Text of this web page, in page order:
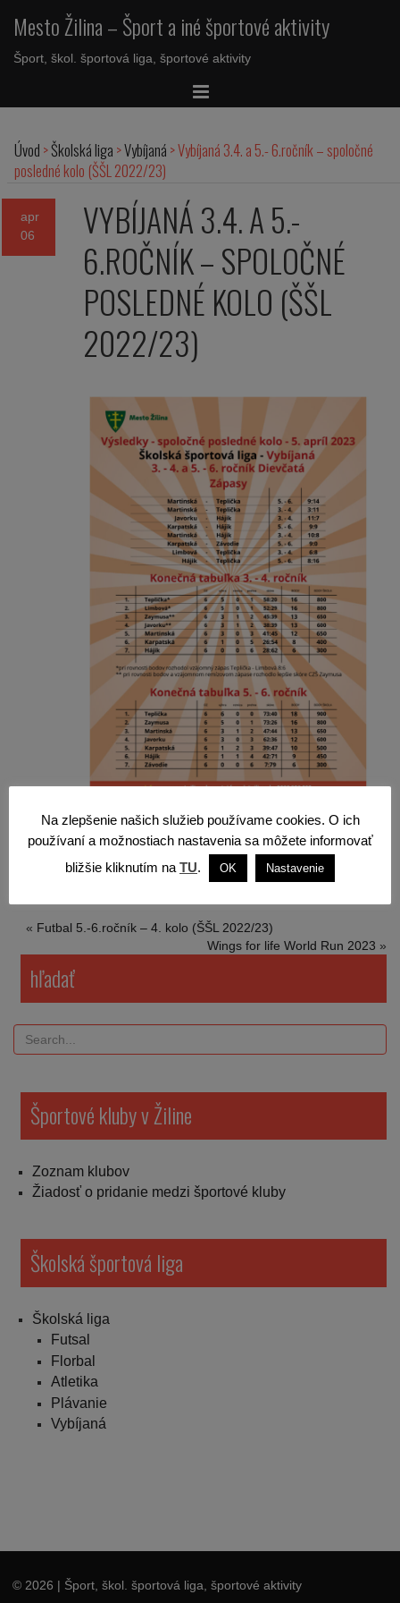
Mesto Žilina – Šport a iné športové aktivity
Šport, škol. športová liga, športové aktivity
Úvod >Školská liga >Vybíjaná >Vybíjaná 3.4. a 5.- 6.ročník – spoločné
posledné kolo (ŠŠL 2022/23)
apr
06
VYBÍJANÁ 3.4. A 5.-
6.ROČNÍK – SPOLOČNÉ
POSLEDNÉ KOLO (ŠŠL
2022/23)
« Futbal 5.-6.ročník – 4. kolo (ŠŠL 2022/23)
Wings for life World Run 2023 »
hľadať
Športové kluby v Žiline
Zoznam klubov
Žiadosť o pridanie medzi športové kluby
Školská športová liga
Školská liga
Futsal
Florbal
Atletika
Plávanie
Vybíjaná
© 2026 | Šport, škol. športová liga, športové aktivity
Na zlepšenie našich služieb používame cookies. O ich
používaní a možnostiach nastavenia sa môžete informovať
bližšie kliknutím na TU. OK Nastavenie